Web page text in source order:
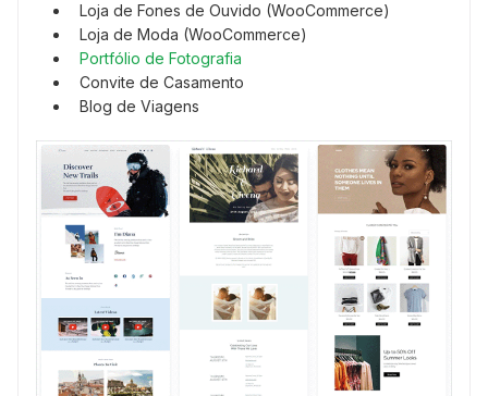
Loja de Fones de Ouvido (WooCommerce)
Loja de Moda (WooCommerce)
Portfólio de Fotografia
Convite de Casamento
Blog de Viagens